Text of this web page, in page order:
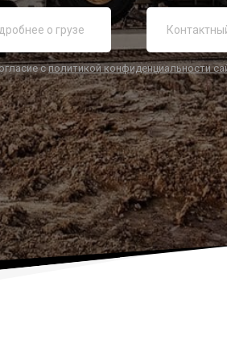
сполитикой конфиденциальности